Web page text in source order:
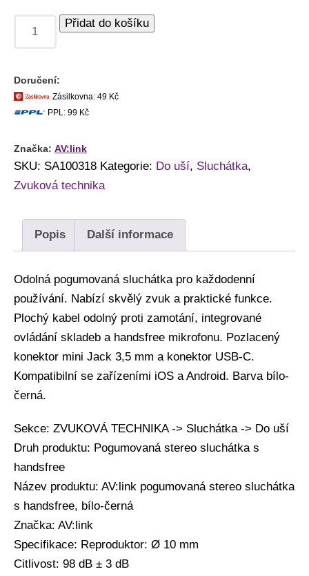
Přidat do košíku
Doručení:
Zásilkovna: 49 Kč
PPL: 99 Kč
Značka: AV:link
SKU: SA100318 Kategorie: Do uší, Sluchátka,
Zvuková technika
Popis Další informace
Odolná pogumovaná sluchátka pro každodenní
používání. Nabízí skvělý zvuk a praktické funkce.
Plochý kabel odolný proti zamotání, integrované
ovládání skladeb a handsfree mikrofonu. Pozlacený
konektor mini Jack 3,5 mm a konektor USB-C.
Kompatibilní se zařízeními iOS a Android. Barva bílo-
černá.
Sekce: ZVUKOVÁ TECHNIKA -> Sluchátka -> Do uší
Druh produktu: Pogumovaná stereo sluchátka s
handsfree
Název produktu: AV:link pogumovaná stereo sluchátka
s handsfree, bílo-černá
Značka: AV:link
Specifikace: Reproduktor: Ø 10 mm
Citlivost: 98 dB ± 3 dB